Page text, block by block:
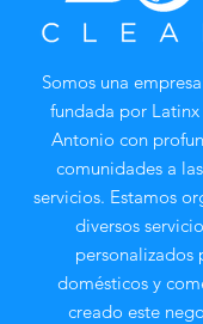
Somos una
fundada por Latinx
Antonio con
comunidades a
servicios. Estamos
diversos
personalizados
domésticos y
creado este